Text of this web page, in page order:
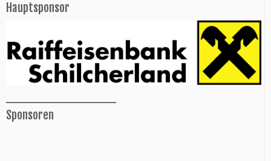
Hauptsponsor
Sponsoren